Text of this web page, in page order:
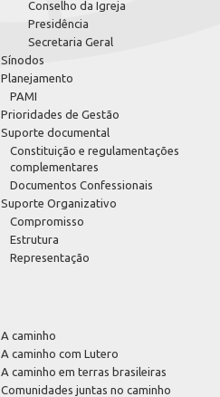
Conselho da Igreja
Presidência
Secretaria Geral
Sínodos
Planejamento
PAMI
Prioridades de Gestão
Suporte documental
Constituição e regulamentações
complementares
Documentos Confessionais
Suporte Organizativo
Compromisso
Estrutura
Representação
A caminho
A caminho com Lutero
A caminho em terras brasileiras
Comunidades juntas no caminho